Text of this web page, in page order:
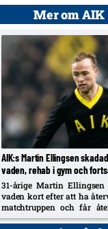
Mer om AIK
AIK:s Martin Ellingsen
vaden, rehab i gym och
väntan på allsvensk debut
31-årige Martin Ellingsen
vaden kort efter att ha
matchtruppen och får
gym-rehab. Han har